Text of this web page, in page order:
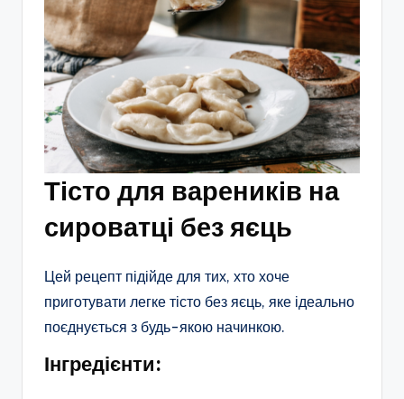
Тісто для вареників на
сироватці без яєць
Цей рецепт підійде для тих, хто хоче
приготувати легке тісто без яєць, яке ідеально
поєднується з будь-якою начинкою.
Інгредієнти: